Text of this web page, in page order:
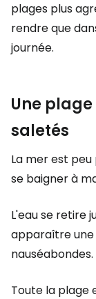
plages plus
rendre que
journée.
Une
saletés
La mer est
se baigner à
L'eau se retire
apparaître
nauséabondes.
Toute la plage